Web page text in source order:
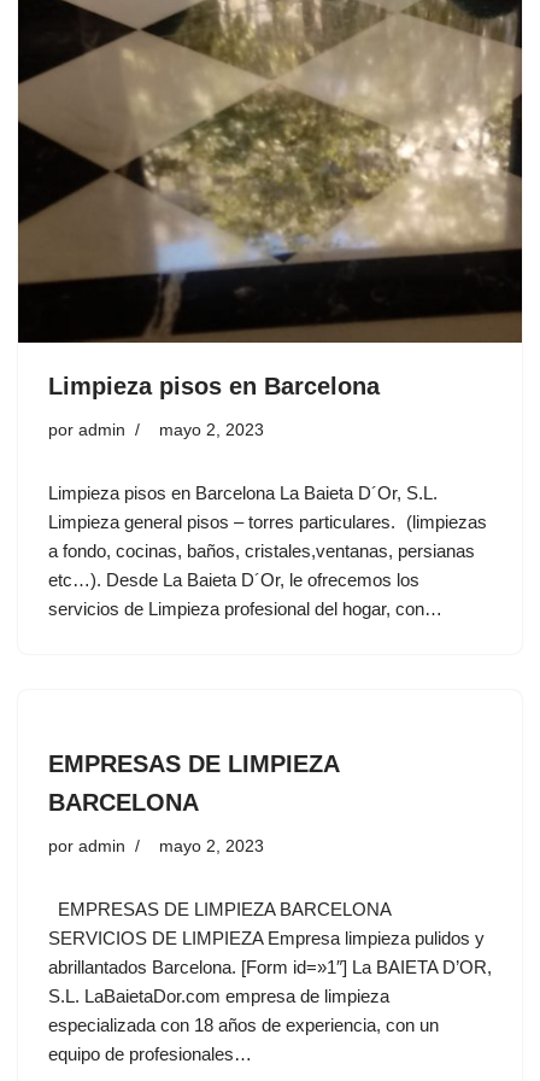
Limpieza pisos en Barcelona
por admin mayo 2, 2023
Limpieza pisos en Barcelona La Baieta D´Or, S.L.
Limpieza general pisos – torres particulares. (limpiezas
a fondo, cocinas, baños, cristales,ventanas, persianas
etc…). Desde La Baieta D´Or, le ofrecemos los
servicios de Limpieza profesional del hogar, con…
EMPRESAS DE LIMPIEZA
BARCELONA
por admin mayo 2, 2023
EMPRESAS DE LIMPIEZA BARCELONA
SERVICIOS DE LIMPIEZA Empresa limpieza pulidos y
abrillantados Barcelona. [Form id=»1″] La BAIETA D’OR,
S.L. LaBaietaDor.com empresa de limpieza
especializada con 18 años de experiencia, con un
equipo de profesionales…